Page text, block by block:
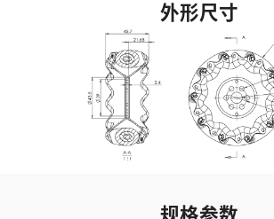
外形尺寸